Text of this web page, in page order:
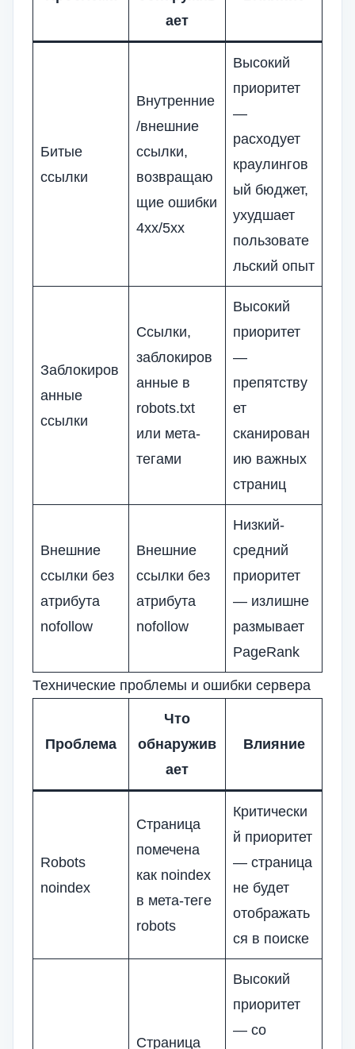
ает
Битые
ссылки
Внутренние
/внешние
ссылки,
возвращаю
щие ошибки
4xx/5xx
Высокий
приоритет
—
расходует
краулингов
ый бюджет,
ухудшает
пользовате
льский опыт
Заблокиров
анные
ссылки
Ссылки,
заблокиров
анные в
robots.txt
или мета-
тегами
Высокий
приоритет
—
препятству
ет
сканирован
ию важных
страниц
Внешние
ссылки без
атрибута
nofollow
Внешние
ссылки без
атрибута
nofollow
Низкий-
средний
приоритет
— излишне
размывает
PageRank
Технические проблемы и ошибки сервера
Проблема
Что
обнаружив
ает
Влияние
Robots
noindex
Страница
помечена
как noindex
в мета-теге
robots
Критически
й приоритет
— страница
не будет
отображать
ся в поиске
Страница
Высокий
приоритет
— со